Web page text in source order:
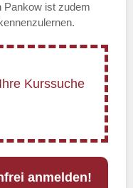
Pankow ist zudem
anmelden!